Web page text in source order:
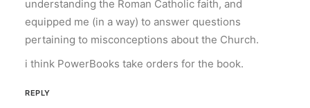
understanding the Roman Catholic faith, and
equipped me (in a way) to answer questions
pertaining to misconceptions about the Church.
i think PowerBooks take orders for the book.
REPLY